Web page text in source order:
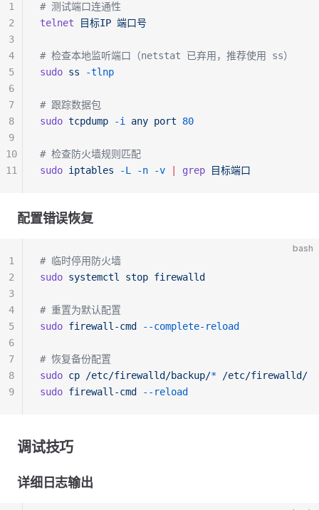
# 测试端口连通性
telnet 目标IP 端口号
# 检查本地监听端口（netstat 已弃用，推荐使用 ss）
sudo ss -tlnp
# 跟踪数据包
sudo tcpdump -i any port 80
# 检查防火墙规则匹配
sudo iptables -L -n -v grep 目标端口
1
2
3
4
5
6
7
8
9
10
11
配置错误恢复
bash
# 临时停用防火墙
sudo systemctl stop firewalld
# 重置为默认配置
sudo firewall-cmd --complete-reload
# 恢复备份配置
sudo cp /etc/firewalld/backup/* /etc/firewalld/
sudo firewall-cmd --reload
1
2
3
4
5
6
7
8
9
调试技巧
详细日志输出